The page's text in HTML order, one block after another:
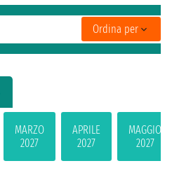
MARZO
2027
APRILE
2027
MAGGIO
2027
Ordina per